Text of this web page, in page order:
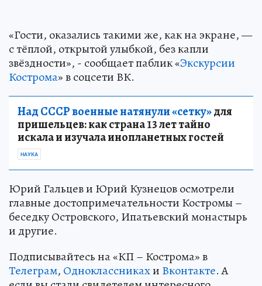
«Гости, оказались такими же, как на экране, —
с тёплой, открытой улыбкой, без капли
звёздности», - сообщает паблик «Экскурсии
Кострома» в соцсети ВК.
Над СССР военные натянули «сетку»для
пришельцев: как страна 13 лет тайно
искала и изучала инопланетных гостей
НАУКА
Юрий Гальцев и Юрий Кузнецов осмотрели
главные достопримечательности Костромы –
беседку Островского, Ипатьевский монастырь
и другие.
Подписывайтесь на «КП – Кострома» в
Телеграм, Одноклассникахи Вконтакте. А